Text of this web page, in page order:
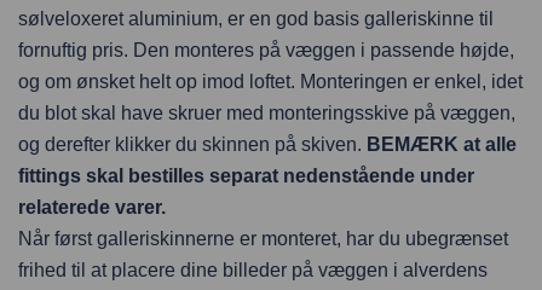
sølveloxeret aluminium, er en god basis galleriskinne til
fornuftig pris. Den monteres på væggen i passende højde,
og om ønsket helt op imod loftet. Monteringen er enkel, idet
du blot skal have skruer med monteringsskive på væggen,
og derefter klikker du skinnen på skiven. BEMÆRK at alle
fittings skal bestilles separat nedenstående under
relaterede varer.
Når først galleriskinnerne er monteret, har du ubegrænset
frihed til at placere dine billeder på væggen i alverdens